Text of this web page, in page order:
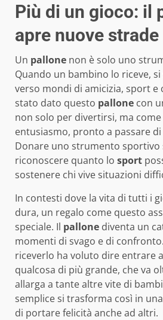
Più di un gioco: il
apre nuove strade
Un pallone non è solo uno
Quando un bambino lo riceve,
verso mondi di amicizia, sport e
stato dato questo pallone con
non solo per divertirsi, ma
entusiasmo, pronto a passare
Donare uno strumento sportivo
riconoscere quanto lo sport
sostenere chi vive situazioni
In contesti dove la vita di tutti i
dura, un regalo come questo
speciale. Il pallone diventa un
momenti di svago e di
riceverlo ha voluto dire entrare
qualcosa di più grande, che va
allarga a tante altre vite di
semplice si trasforma così in
di portare felicità anche ad altri.